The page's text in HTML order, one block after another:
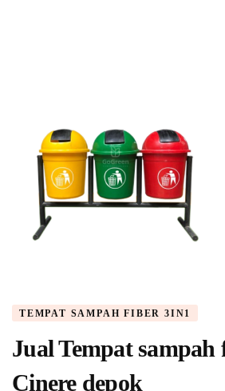
TEMPAT SAMPAH FIBER 3IN1
Jual Tempat sampah
Cinere depok